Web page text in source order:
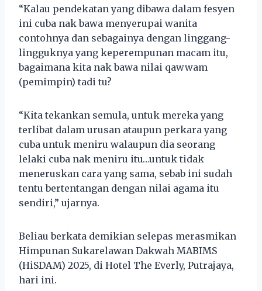
“Kalau pendekatan yang dibawa dalam fesyen
ini cuba nak bawa menyerupai wanita
contohnya dan sebagainya dengan linggang-
lingguknya yang keperempunan macam itu,
bagaimana kita nak bawa nilai qawwam
(pemimpin) tadi tu?
“Kita tekankan semula, untuk mereka yang
terlibat dalam urusan ataupun perkara yang
cuba untuk meniru walaupun dia seorang
lelaki cuba nak meniru itu…untuk tidak
meneruskan cara yang sama, sebab ini sudah
tentu bertentangan dengan nilai agama itu
sendiri,” ujarnya.
Beliau berkata demikian selepas merasmikan
Himpunan Sukarelawan Dakwah MABIMS
(HiSDAM) 2025, di Hotel The Everly, Putrajaya,
hari ini.